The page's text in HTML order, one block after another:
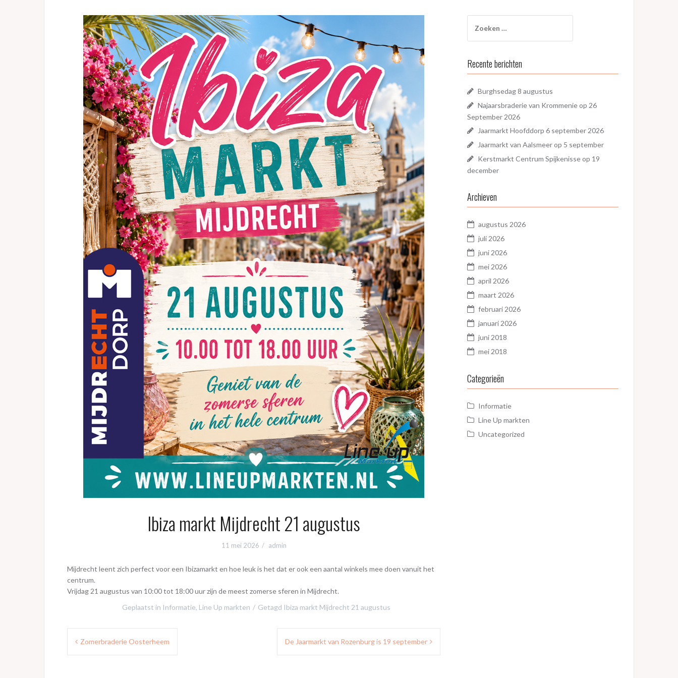
Ibiza markt Mijdrecht 21 augustus
11 mei 2026 admin
Mijdrecht leent zich perfect voor een Ibizamarkt en hoe leuk is het dat er ook een aantal winkels mee doen vanuit het
centrum.
Vrijdag 21 augustus van 10:00 tot 18:00 uur zijn de meest zomerse sferen in Mijdrecht.
Geplaatst in Informatie, Line Up markten Getagd Ibiza markt Mijdrecht 21 augustus
Bericht
Zomerbraderie Oosterheem De Jaarmarkt van Rozenburg is 19 september
naar:
Recente berichten
Burghsedag 8 augustus
Najaarsbraderie van Krommenie op 26
September 2026
Jaarmarkt Hoofddorp 6 september 2026
Jaarmarkt van Aalsmeer op 5 september
Kerstmarkt Centrum Spijkenisse op 19
december
Archieven
augustus 2026
juli 2026
juni 2026
mei 2026
april 2026
maart 2026
februari 2026
januari 2026
juni 2018
mei 2018
Categorieën
Informatie
Line Up markten
Uncategorized